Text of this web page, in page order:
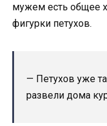
мужем есть общее
фигурки петухов.
— Петухов уже
развели дома